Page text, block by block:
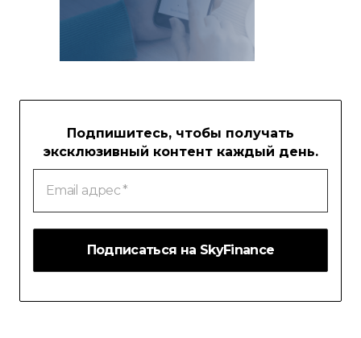
Подпишитесь, чтобы получать
эксклюзивный контент каждый день.
Email
адрес